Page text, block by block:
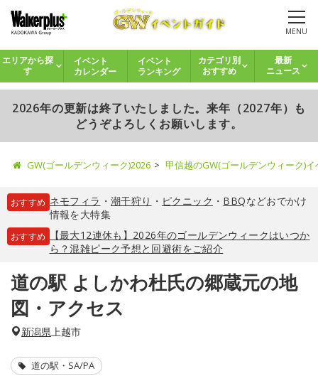
MENU
エリアから探
す
イベント
カレンダー
イベント
ランキング
カテゴリ別
おすすめ
最新
ニュース
2026年の更新は終了いたしました。来年（2027年）も
どうぞよろしくお願いします。
GW(ゴールデンウィーク)2026 甲信越のGW(ゴールデンウィーク)
おすすめ ネモフィラ ・ 潮干狩り ・ ピクニック ・ BBQなどおでかけ
情報を大特集
おすすめ
【最大12連休も】2026年のゴールデンウィークはいつか
ら？混雑ピーク予想と回避術をご紹介
道の駅 よしかわ杜氏の郷蔵元の地
図・アクセス
新潟県上越市
道の駅・SA/PA